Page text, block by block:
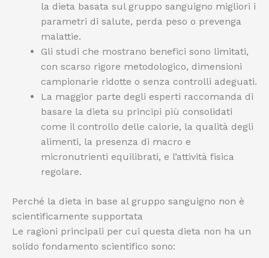
la dieta basata sul gruppo sanguigno migliori i
parametri di salute, perda peso o prevenga
malattie.
Gli studi che mostrano benefici sono limitati,
con scarso rigore metodologico, dimensioni
campionarie ridotte o senza controlli adeguati.
La maggior parte degli esperti raccomanda di
basare la dieta su principi più consolidati
come il controllo delle calorie, la qualità degli
alimenti, la presenza di macro e
micronutrienti equilibrati, e l’attività fisica
regolare.
Perché la dieta in base al gruppo sanguigno non è
scientificamente supportata
Le ragioni principali per cui questa dieta non ha un
solido fondamento scientifico sono: